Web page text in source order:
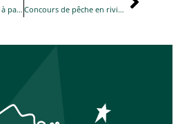
Inauguration du four à pain à la Maison du Lieutenant Concours de pêche en rivière